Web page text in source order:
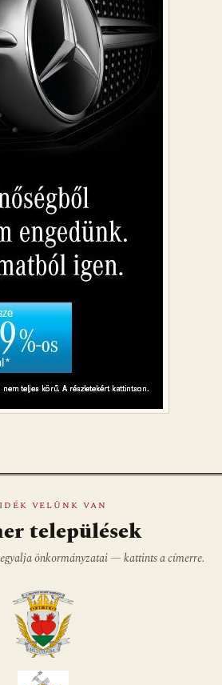
VELÜNK VAN
települések
önkormányzatai — kattints a címerre.